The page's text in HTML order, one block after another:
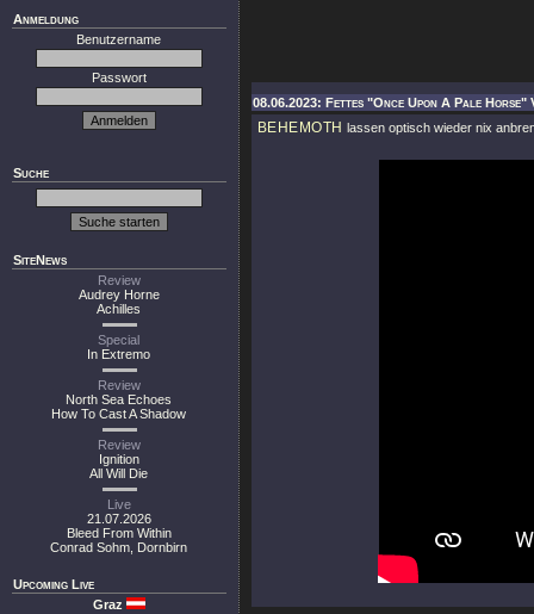
Anmeldung
Benutzername
Passwort
Suche
SiteNews
Review
Audrey Horne
Achilles
Special
In Extremo
Review
North Sea Echoes
How To Cast A Shadow
Review
Ignition
All Will Die
Live
21.07.2026
Bleed From Within
Conrad Sohm, Dornbirn
Upcoming Live
Graz
08.06.2023: Fettes "Once Upon A Pale Horse"
BEHEMOTH lassen optisch wieder nix